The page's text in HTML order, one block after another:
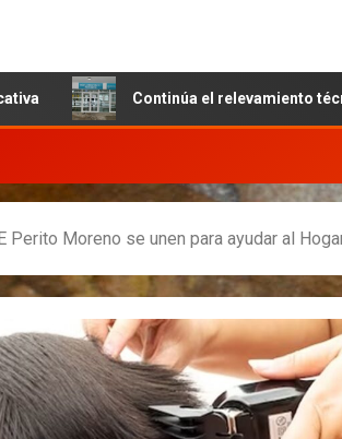
Continúa el relevamiento técnico en
Perito Moreno se unen para ayudar al